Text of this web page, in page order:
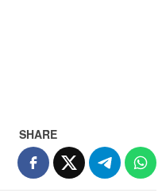
SHARE